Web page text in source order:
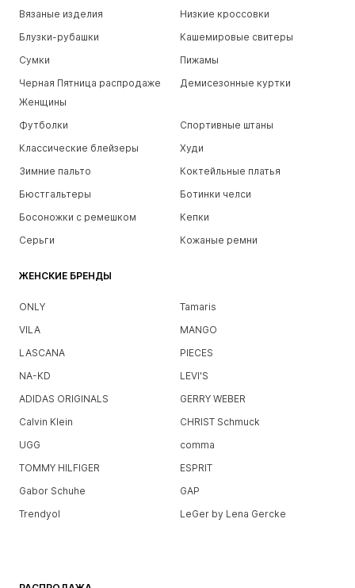
Вязаные изделия
Низкие кроссовки
Блузки-рубашки
Кашемировые свитеры
Сумки
Пижамы
Черная Пятница распродаже
Женщины
Демисезонные куртки
Футболки
Спортивные штаны
Классические блейзеры
Худи
Зимние пальто
Коктейльные платья
Бюстгальтеры
Ботинки челси
Босоножки с ремешком
Кепки
Серьги
Кожаные ремни
ЖЕНСКИЕ БРЕНДЫ
ONLY
Tamaris
VILA
MANGO
LASCANA
PIECES
NA-KD
LEVI'S
ADIDAS ORIGINALS
GERRY WEBER
Calvin Klein
CHRIST Schmuck
UGG
comma
TOMMY HILFIGER
ESPRIT
Gabor Schuhe
GAP
Trendyol
LeGer by Lena Gercke